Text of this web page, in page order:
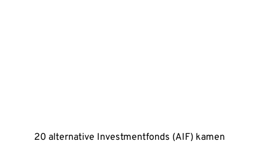
20 alternative Investmentfonds (AIF) kamen